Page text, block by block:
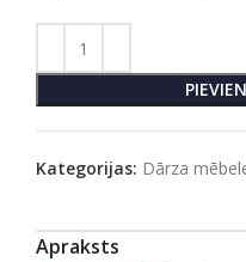
Kategorijas: Dārza
Apraksts